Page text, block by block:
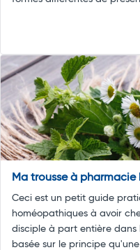
Ma trousse à
Ceci est un petit guide
homéopathiques à avoir
disciple à part entière dans
basée sur le principe qu'une